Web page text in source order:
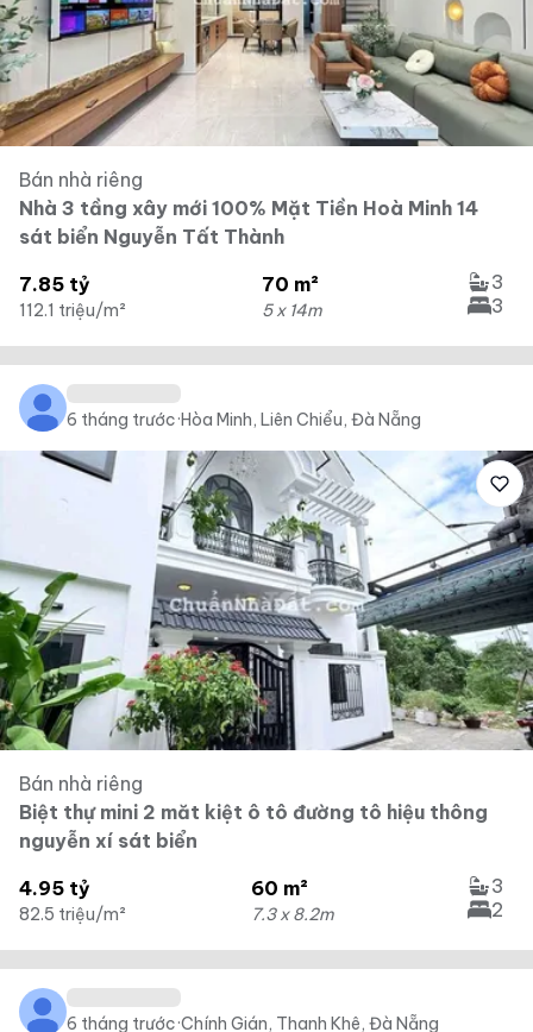
Bán nhà riêng
Nhà 3 tầng xây mới 100% Mặt Tiền Hoà Minh 14
sát biển Nguyễn Tất Thành
7.85 tỷ
112.1 triệu/m²
70 m²
5 x 14m
3
3
6 tháng trước·Hòa Minh, Liên Chiểu, Đà Nẵng
Bán nhà riêng
Biệt thự mini 2 măt kiệt ô tô đường tô hiệu thông
nguyễn xí sát biển
4.95 tỷ
82.5 triệu/m²
60 m²
7.3 x 8.2m
3
2
6 tháng trước·Chính Gián, Thanh Khê, Đà Nẵng